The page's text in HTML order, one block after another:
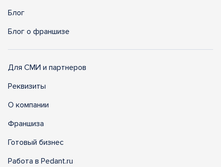
Блог
Блог о франшизе
Для СМИ и партнеров
Реквизиты
О компании
Франшиза
Готовый бизнес
Работа в Pedant.ru